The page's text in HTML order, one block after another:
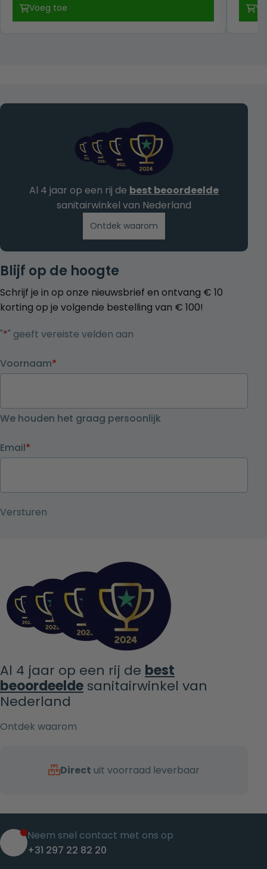
€ 289,00.€ 189,00.
Voeg toe
Blijf op de hoogte
Schrijf je in op onze nieuwsbrief en ontvang € 10
korting op je volgende bestelling van € 100!
"*" geeft vereiste velden aan
Voornaam*
We houden het graag persoonlijk
Email*
Al 4 jaar op een rij de best beoordeelde
sanitairwinkel van Nederland
Ontdek waarom
Al 4 jaar op een rij de best
beoordeelde sanitairwinkel van
Nederland
Ontdek waarom
Direct uit voorraad leverbaar
Neem snel contact met ons op
+31 297 22 82 20